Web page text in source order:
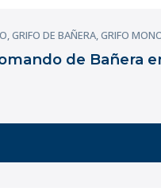
GRIFO DE BAÑERA, GRIFO
de Bañera